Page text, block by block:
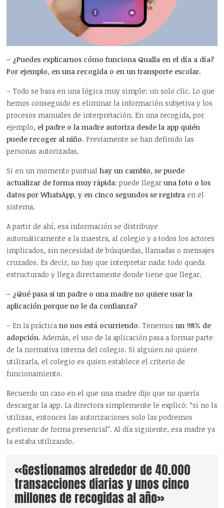
– ¿Puedes explicarnos cómo funciona Qualla en el día a día?
Por ejemplo, en una recogida o en un transporte escolar.
– Todo se basa en una lógica muy simple: un solo clic. Lo que
hemos conseguido es eliminar la información subjetiva y los
procesos manuales de interpretación. En una recogida, por
ejemplo, el padre o la madre autoriza desde la app quién
puede recoger al niño. Previamente se han definido las
personas autorizadas.
Si en un momento puntualhay un cambio, se puede
actualizar de forma muy rápida: puede llegaruna foto o los
datos por WhatsApp, y en cinco segundos se registra en el
sistema.
A partir de ahí, esa información se distribuye
automáticamente a la maestra, al colegio y a todos los actores
implicados, sin necesidad de búsquedas, llamadas o mensajes
cruzados. Es decir, no hay que interpretar nada: todo queda
estructurado y llega directamente donde tiene que llegar.
– ¿Qué pasa si un padre o una madre no quiere usar la
aplicación porque no le da confianza?
– En la prácticano nos está ocurriendo. Tenemosun 98% de
adopción. Además, el uso de la aplicación pasa a formar parte
de la normativa interna del colegio. Si alguien no quiere
utilizarla, el colegio es quien establece el criterio de
funcionamiento.
Recuerdo un caso en el que una madre dijo que no quería
descargar la app. La directora simplemente le explicó: “si no la
utilizas, entonces las autorizaciones solo las podremos
gestionar de forma presencial”. Al día siguiente, esa madre ya
la estaba utilizando.
«Gestionamos alrededor de 40.000
transacciones diarias y unos cinco
millones de recogidas al año»